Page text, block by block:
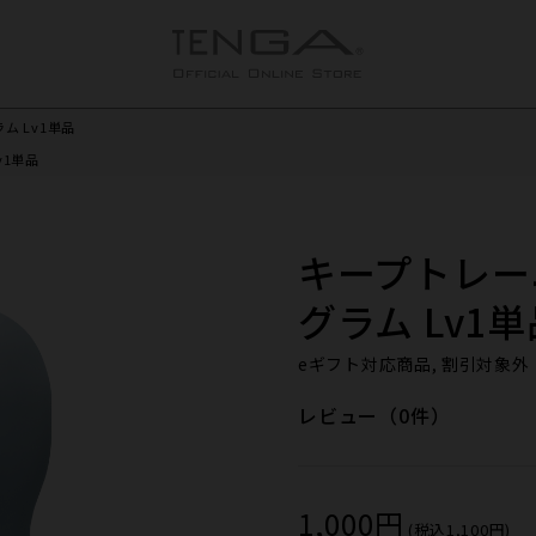
ム Lv1単品
単品
キープトレ
グラム Lv1
eギフト対応商品, 割引対象外
レビュー（0件）
1,000円 (税込1,100円)